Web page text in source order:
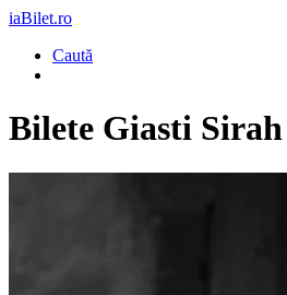
iaBilet.ro
Caută
Bilete Giasti Sirah